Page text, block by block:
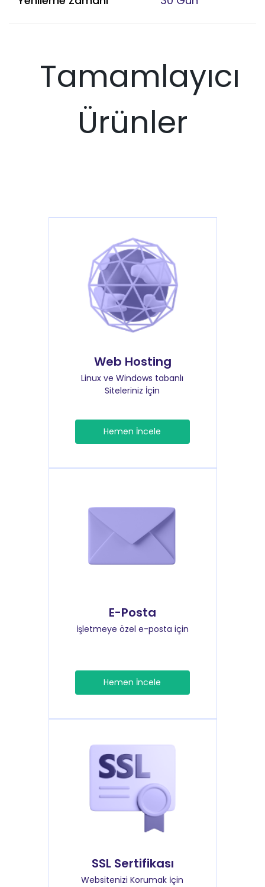
Tamamlayıcı
Ürünler
Web Hosting
Linux ve Windows tabanlı
Siteleriniz İçin
Hemen İncele
E-Posta
İşletmeye özel e-posta için
Hemen İncele
SSL Sertifikası
Websitenizi Korumak İçin